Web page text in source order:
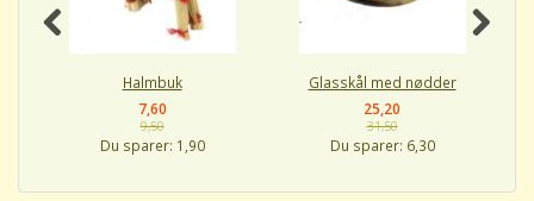
Halmbuk
7,60
9,50
Du sparer: 1,90
Glasskål med nødder
25,20
31,50
Du sparer: 6,30